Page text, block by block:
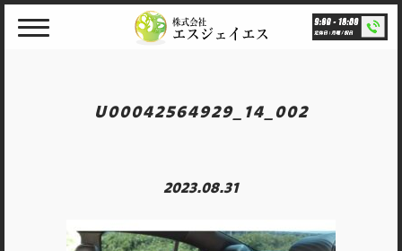
U00042564929_14_002
2023.08.31